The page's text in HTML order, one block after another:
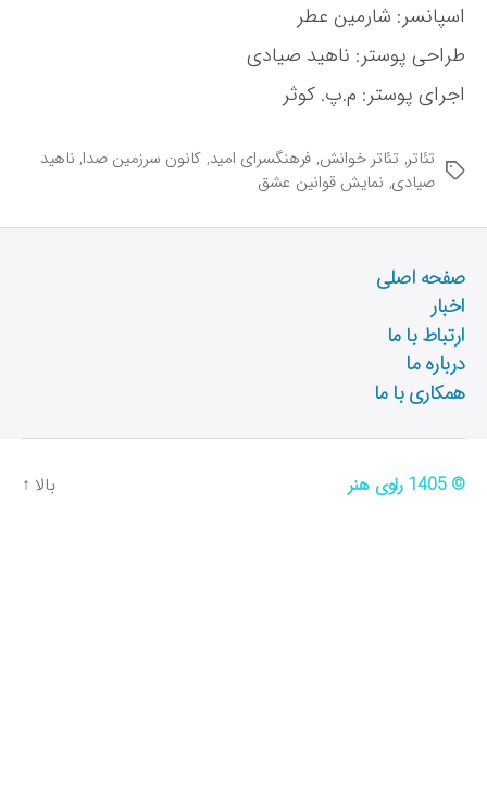
اسپانسر: شارمین عطر
طراحی پوستر: ناهید صیادی
اجرای پوستر: م.پ. کوثر
ب
ه
ا
تئاتر, تئاتر خوانش, فرهنگسرای امید, کانون سرزمین صدا, ناهید
صیادی, نمایش قوانین عشق
صفحه اصلی
اخبار
ارتباط با ما
درباره ما
همکاری با ما
© 1405 راوی هنر بالا ↑